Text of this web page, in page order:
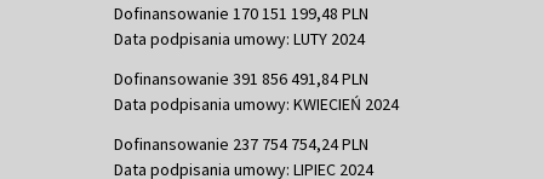
Dofinansowanie 170 151 199,48 PLN
Data podpisania umowy: LUTY 2024
Dofinansowanie 391 856 491,84 PLN
Data podpisania umowy: KWIECIEŃ 2024
Dofinansowanie 237 754 754,24 PLN
Data podpisania umowy: LIPIEC 2024